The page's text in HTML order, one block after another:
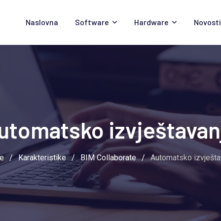
Naslovna Software Hardware Novosti
/ Karakteristike / BIM Collaborate / Automatsko